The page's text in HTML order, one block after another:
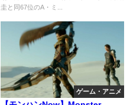
圭と同67位のA・ミ...
ゲーム・アニメ